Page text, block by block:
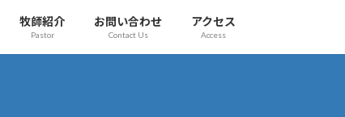
牧師紹介
Pastor
お問い合わせ
Contact Us
アクセス
Access